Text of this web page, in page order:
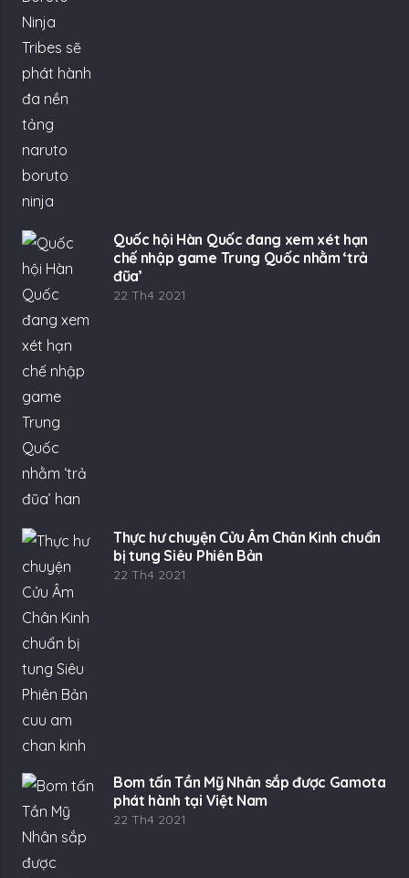
Quốc hội Hàn Quốc đang xem xét hạn
chế nhập game Trung Quốc nhằm ‘trả
đũa’
22 Th4 2021
Thực hư chuyện Cửu Âm Chân Kinh chuẩn
bị tung Siêu Phiên Bản
22 Th4 2021
Bom tấn Tần Mỹ Nhân sắp được Gamota
phát hành tại Việt Nam
22 Th4 2021